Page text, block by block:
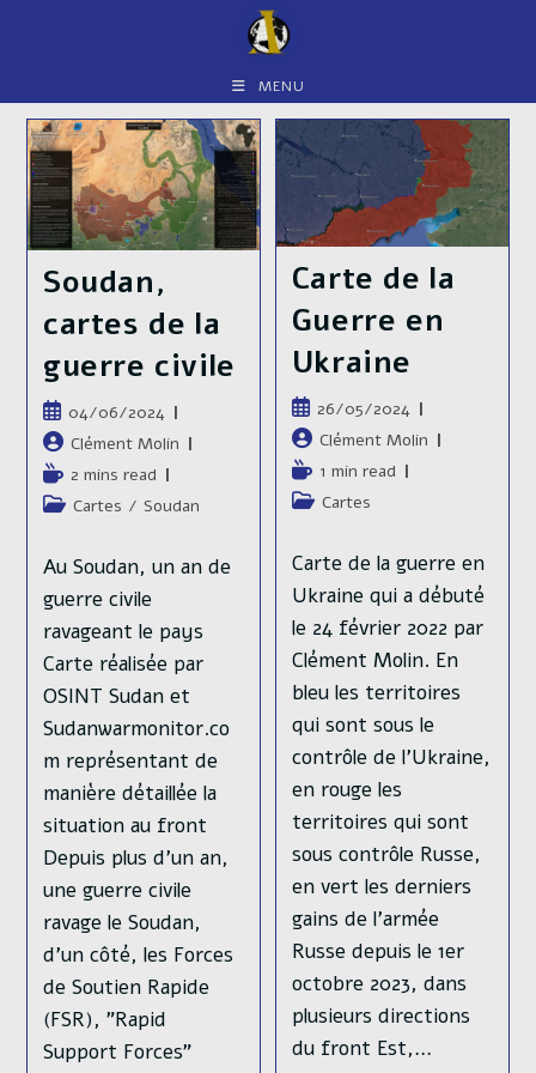
MENU
Soudan,
cartes de la
guerre civile
Publication
publiée :
04/06/2024
Auteur/autrice
de
la
publication :
Clément Molin
Temps
de
2 mins read
PostCartes / Soudan
Au Soudan, un an de
guerre civile
ravageant le pays
Carte réalisée par
OSINT Sudan et
Sudanwarmonitor.co
m représentant de
manière détaillée la
situation au front
Depuis plus d'un an,
une guerre civile
ravage le Soudan,
d'un côté, les Forces
de Soutien Rapide
(FSR), "Rapid
Support Forces"
Carte de la
Guerre en
Ukraine​
Publication
publiée :
26/05/2024
Auteur/autrice
de
la
publication :
Clément Molin
Temps
de
1 min read
PostCartes
Carte de la guerre en
Ukraine qui a débuté
le 24 février 2022 par
Clément Molin. En
bleu les territoires
qui sont sous le
contrôle de l'Ukraine,
en rouge les
territoires qui sont
sous contrôle Russe,
en vert les derniers
gains de l'armée
Russe depuis le 1er
octobre 2023, dans
plusieurs directions
du front Est,…